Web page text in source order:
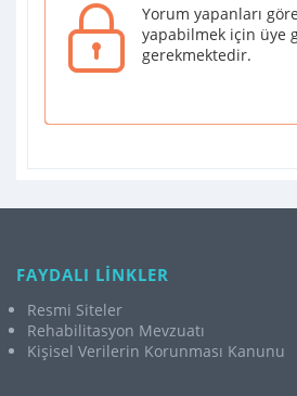
Yorum yapanları
yapabilmek için üye
gerekmektedir.
FAYDALI LİNKLER
Resmi Siteler
Rehabilitasyon Mevzuatı
Kişisel Verilerin Korunması Kanunu